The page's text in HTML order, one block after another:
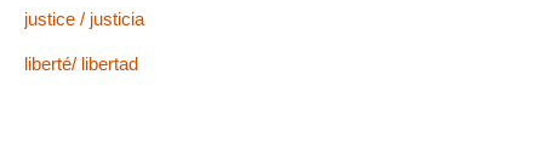
justice / justicia
liberté/ libertad